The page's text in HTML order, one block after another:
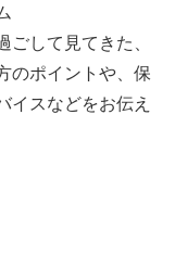
ごして見てきた、
のポイントや、保
イスなどをお伝え